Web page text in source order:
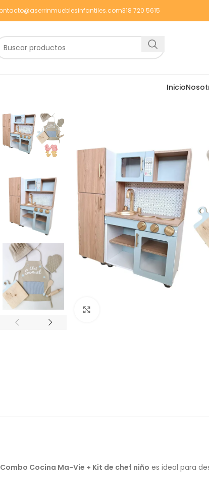
318 720 5615
Inicio
Combo Cocina Ma-Vie + Kit de chef niño es ideal para